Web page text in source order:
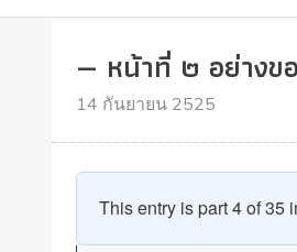
— หน้าที่ ๒ อย่างข
14 กันยายน 2525
This entry is part 4 of 35